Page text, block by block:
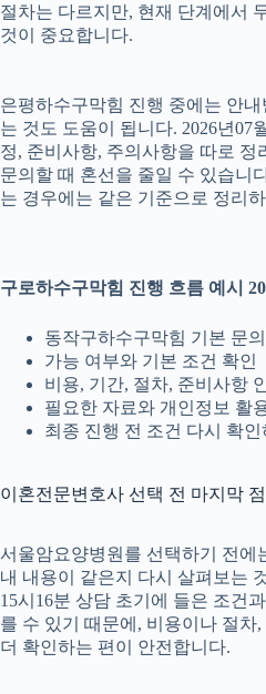
절차는 다르지만, 현재 단계에서
것이 중요합니다.
은평하수구막힘 진행 중에는 안
는 것도 도움이 됩니다. 2026년07
정, 준비사항, 주의사항을 따로 정
문의할 때 혼선을 줄일 수 있습니
는 경우에는 같은 기준으로 정리
구로하수구막힘 진행 흐름 예시
동작구하수구막힘 기본 문
가능 여부와 기본 조건 확인
비용, 기간, 절차, 준비사항
필요한 자료와 개인정보 활
최종 진행 전 조건 다시 확인
이혼전문변호사 선택 전 마지막
서울암요양병원를 선택하기 전에
내 내용이 같은지 다시 살펴보는
15시16분 상담 초기에 들은 조건
를 수 있기 때문에, 비용이나 절차
더 확인하는 편이 안전합니다.